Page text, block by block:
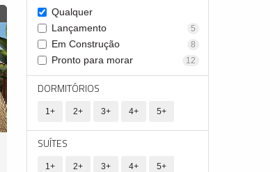
Qualquer
Lançamento
5
Em Construção 8
Pronto para morar 12
DORMITÓRIOS
1+ 2+ 3+ 4+ 5+
SUÍTES
1+ 2+ 3+ 4+ 5+